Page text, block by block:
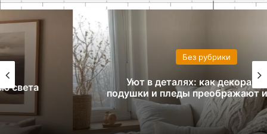
Без рубрики
Уют в деталях: как декоративные
подушки и пледы преображают интерьер